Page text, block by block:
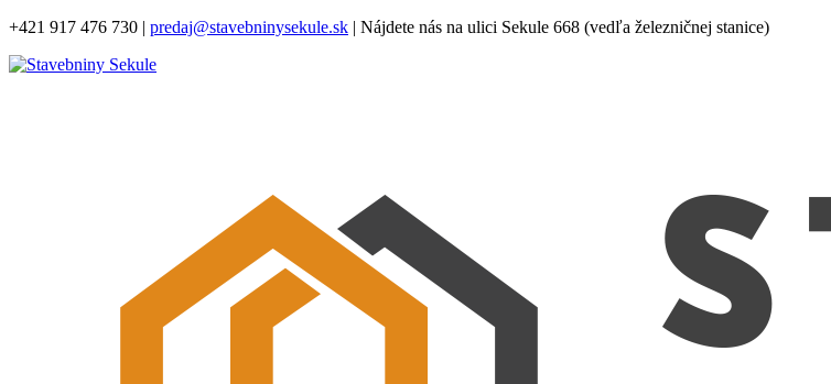
+421 917 476 730 | predaj@stavebninysekule.sk | Nájdete nás na ulici Sekule 668 (vedľa železničnej stanice)